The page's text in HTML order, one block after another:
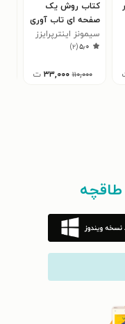
کتاب روش یک‌
صفحه‌ ای تاب‌ آوری
سیمونز اینترپرایزز
۵٫۰(۲)
۱۱۰,۰۰۰ ۳۳,۰۰۰ ت
طاقچه